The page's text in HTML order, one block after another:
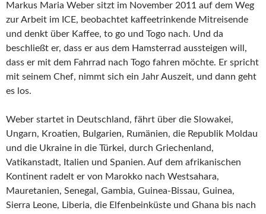
Markus Maria Weber sitzt im November 2011 auf dem Weg
zur Arbeit im ICE, beobachtet kaffeetrinkende Mitreisende
und denkt über Kaffee, to go und Togo nach. Und da
beschließt er, dass er aus dem Hamsterrad aussteigen will,
dass er mit dem Fahrrad nach Togo fahren möchte. Er spricht
mit seinem Chef, nimmt sich ein Jahr Auszeit, und dann geht
es los.
Weber startet in Deutschland, fährt über die Slowakei,
Ungarn, Kroatien, Bulgarien, Rumänien, die Republik Moldau
und die Ukraine in die Türkei, durch Griechenland,
Vatikanstadt, Italien und Spanien. Auf dem afrikanischen
Kontinent radelt er von Marokko nach Westsahara,
Mauretanien, Senegal, Gambia, Guinea-Bissau, Guinea,
Sierra Leone, Liberia, die Elfenbeinküste und Ghana bis nach